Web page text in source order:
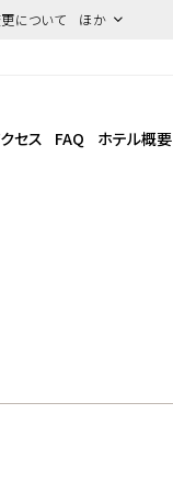
更について ほか
セス FAQ ホテル概要